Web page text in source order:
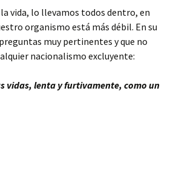
vida, lo llevamos todos dentro, en
organismo está más débil. En su
muy pertinentes y que no
nacionalismo excluyente:
vidas, lenta y furtivamente, como un